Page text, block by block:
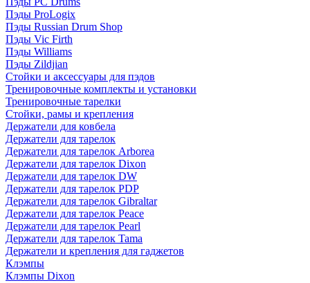
Пэды ProLogix
Пэды Russian Drum Shop
Пэды Vic Firth
Пэды Williams
Пэды Zildjian
Стойки и аксессуары для пэдов
Тренировочные комплекты и установки
Тренировочные тарелки
Стойки, рамы и крепления
Держатели для ковбела
Держатели для тарелок
Держатели для тарелок Arborea
Держатели для тарелок Dixon
Держатели для тарелок DW
Держатели для тарелок PDP
Держатели для тарелок Gibraltar
Держатели для тарелок Peace
Держатели для тарелок Pearl
Держатели для тарелок Tama
Держатели и крепления для гаджетов
Клэмпы
Клэмпы Dixon